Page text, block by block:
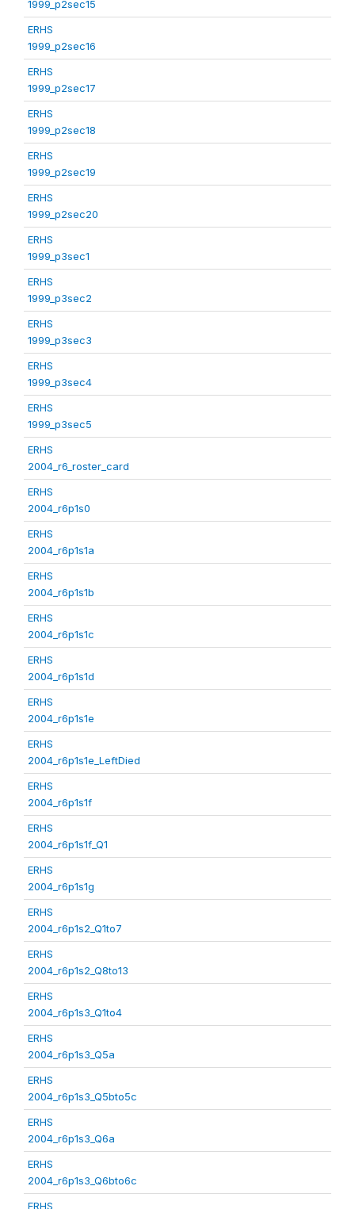
1999_p2sec15
ERHS
1999_p2sec16
ERHS
1999_p2sec17
ERHS
1999_p2sec18
ERHS
1999_p2sec19
ERHS
1999_p2sec20
ERHS
1999_p3sec1
ERHS
1999_p3sec2
ERHS
1999_p3sec3
ERHS
1999_p3sec4
ERHS
1999_p3sec5
ERHS
2004_r6_roster_card
ERHS
2004_r6p1s0
ERHS
2004_r6p1s1a
ERHS
2004_r6p1s1b
ERHS
2004_r6p1s1c
ERHS
2004_r6p1s1d
ERHS
2004_r6p1s1e
ERHS
2004_r6p1s1e_LeftDied
ERHS
2004_r6p1s1f
ERHS
2004_r6p1s1f_Q1
ERHS
2004_r6p1s1g
ERHS
2004_r6p1s2_Q1to7
ERHS
2004_r6p1s2_Q8to13
ERHS
2004_r6p1s3_Q1to4
ERHS
2004_r6p1s3_Q5a
ERHS
2004_r6p1s3_Q5bto5c
ERHS
2004_r6p1s3_Q6a
ERHS
2004_r6p1s3_Q6bto6c
ERHS